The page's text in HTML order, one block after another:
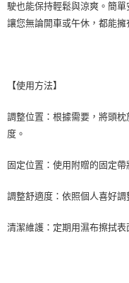
駛也能保持輕鬆與涼爽。簡
讓您無論開車或午休，都能擁
【使用方法】
調整位置：根據需要，將頭
度。
固定位置：使用附贈的固定
調整舒適度：依照個人喜好
清潔維護：定期用濕布擦拭表